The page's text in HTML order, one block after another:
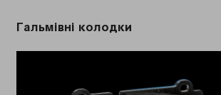
Гальмівні колодки